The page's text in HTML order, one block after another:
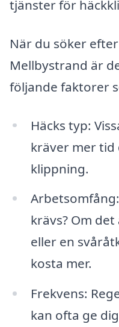
tjänster för
När du söker
Mellbystrand är
följande faktorer
Häcks typ:
kräver mer
klippning.
krävs? Om
eller en
kosta mer.
Frekvens:
kan ofta ge